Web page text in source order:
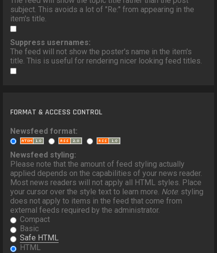
subject. This avoids a lot of "Re:" from appearing in the
item's title.
Suppress usernames:
The feed will not show the poster's name in the item's
title. This is useful for rendering nicer looking feed titles.
FORMAT & ACCESS CONTROL
Newsfeed format:
Newsfeed styling:
Please note that the amount of feed styling actually
applied depends on the capabilities of your news reader.
Most news readers will not apply all HTML styles. Place
your cursor over the style text to learn more. Note: styling
does not apply to items in the feed that come from
external feeds required by the administrator.
Compact
Basic
Safe HTML
HTML